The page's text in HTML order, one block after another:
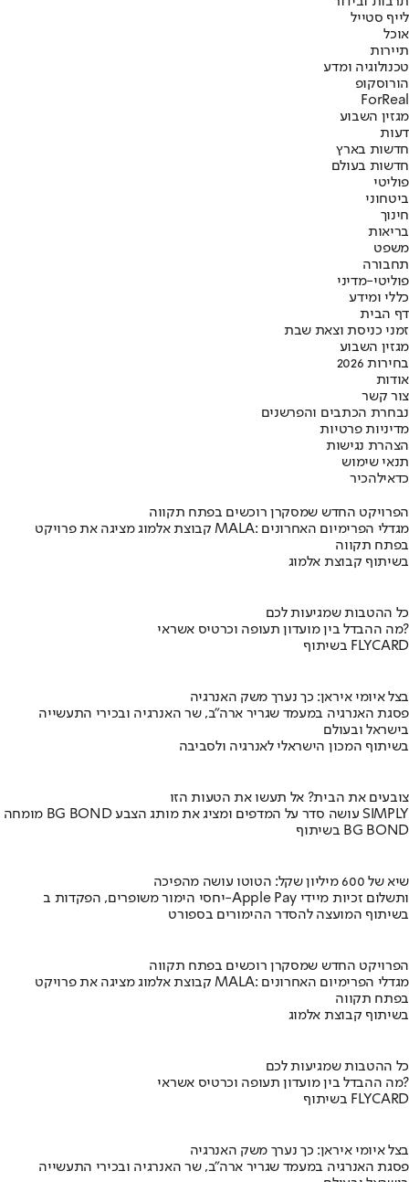
לייף סטייל
אוכל
תיירות
טכנולוגיה ומדע
הורוסקופ
ForReal
מגזין השבוע
דעות
חדשות בארץ
חדשות בעולם
פוליטי
ביטחוני
חינוך
בריאות
משפט
תחבורה
פוליטי-מדיני
כללי ומידע
דף הבית
זמני כניסת וצאת שבת
מגזין השבוע
בחירות 2026
אודות
צור קשר
נבחרת הכתבים והפרשנים
מדיניות פרטיות
הצהרת נגישות
תנאי שימוש
כדאילהכיר
הפרויקט החדש שמסקרן רוכשים בפתח תקווה
קבוצת אלמוג מציגה את פרויקט MALA: מגדלי הפרימיום האחרונים
בפתח תקווה
בשיתוף קבוצת אלמוג
כל ההטבות שמגיעות לכם
מה ההבדל בין מועדון תעופה וכרטיס אשראי?
בשיתוף FLYCARD
בצל איומי איראן: כך נערך משק האנרגיה
פסגת האנרגיה במעמד שגריר ארה"ב, שר האנרגיה ובכירי התעשייה
בישראל ובעולם
בשיתוף המכון הישראלי לאנרגיה ולסביבה
צובעים את הבית? אל תעשו את הטעות הזו
מומחה BG BOND עושה סדר על המדפים ומציג את מותג הצבע SIMPLY
בשיתוף BG BOND
שיא של 600 מיליון שקל: הטוטו עושה מהפיכה
יחסי הימור משופרים, הפקדות ב-Apple Pay ותשלום זכיות מיידי
בשיתוף המועצה להסדר ההימורים בספורט
הפרויקט החדש שמסקרן רוכשים בפתח תקווה
קבוצת אלמוג מציגה את פרויקט MALA: מגדלי הפרימיום האחרונים
בפתח תקווה
בשיתוף קבוצת אלמוג
כל ההטבות שמגיעות לכם
מה ההבדל בין מועדון תעופה וכרטיס אשראי?
בשיתוף FLYCARD
בצל איומי איראן: כך נערך משק האנרגיה
פסגת האנרגיה במעמד שגריר ארה"ב, שר האנרגיה ובכירי התעשייה